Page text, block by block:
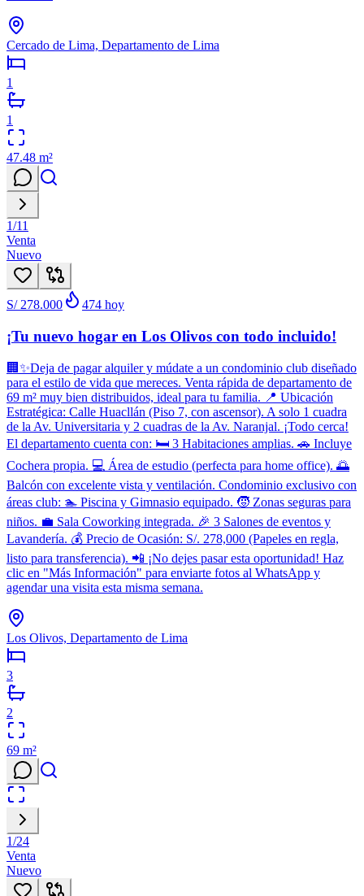
Cercado de Lima, Departamento de Lima
1
1
47.48 m²
1/11
Venta
Nuevo
S/ 278.000 474 hoy
¡Tu nuevo hogar en Los Olivos con todo incluido!
🏢✨Deja de pagar alquiler y múdate a un condominio club diseñado
para el estilo de vida que mereces. Venta rápida de departamento de
69 m² muy bien distribuidos, ideal para tu familia. 📍 Ubicación
Estratégica: Calle Huacllán (Piso 7, con ascensor). A solo 1 cuadra
de la Av. Universitaria y 2 cuadras de la Av. Naranjal. ¡Todo cerca!
El departamento cuenta con: 🛏️ 3 Habitaciones amplias. 🚗 Incluye
Cochera propia. 💻 Área de estudio (perfecta para home office). 🌅
Balcón con excelente vista y ventilación. Condominio exclusivo con
áreas club: 🏊 Piscina y Gimnasio equipado. 🧒 Zonas seguras para
niños. 💼 Sala Coworking integrada. 🎉 3 Salones de eventos y
Lavandería. 💰 Precio de Ocasión: S/. 278,000 (Papeles en regla,
listo para transferencia). 📲 ¡No dejes pasar esta oportunidad! Haz
clic en "Más Información" para enviarte fotos al WhatsApp y
agendar una visita esta misma semana.
Los Olivos, Departamento de Lima
3
2
69 m²
1/24
Venta
Nuevo